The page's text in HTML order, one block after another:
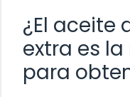
¿El aceite
extra es
para